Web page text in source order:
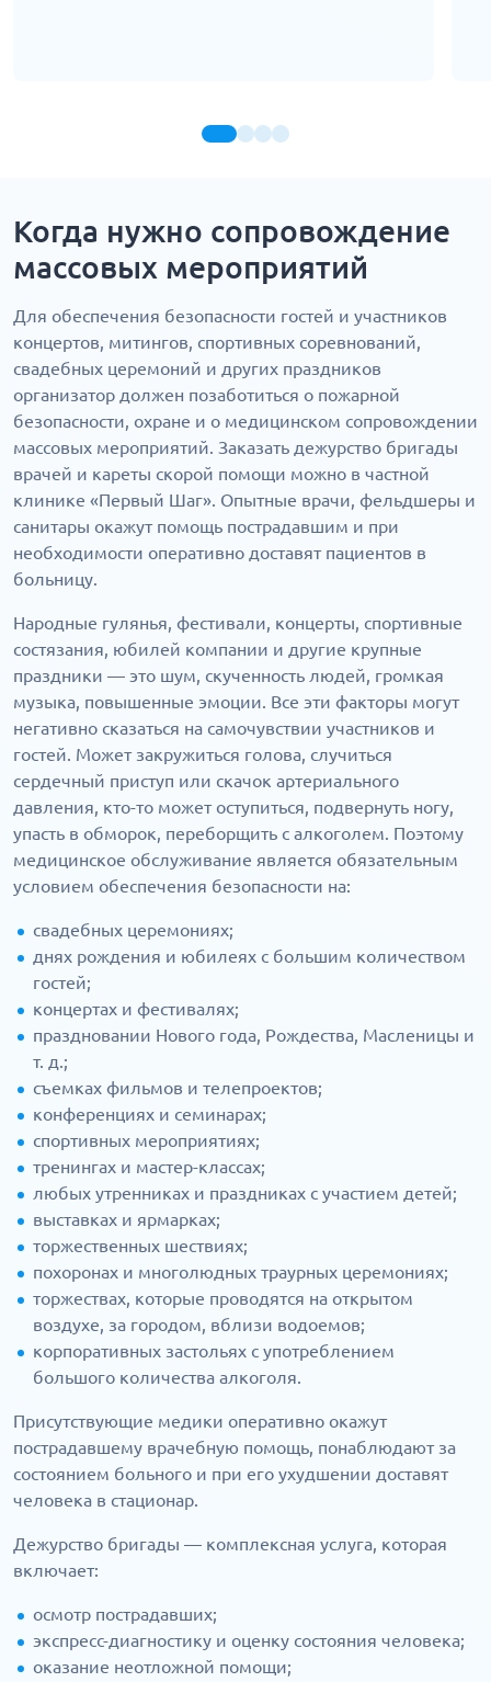
Когда нужно сопровождение
массовых мероприятий
Для обеспечения безопасности гостей и участников
концертов, митингов, спортивных соревнований,
свадебных церемоний и других праздников
организатор должен позаботиться о пожарной
безопасности, охране и о медицинском сопровождении
массовых мероприятий. Заказать дежурство бригады
врачей и кареты скорой помощи можно в частной
клинике «Первый Шаг». Опытные врачи, фельдшеры и
санитары окажут помощь пострадавшим и при
необходимости оперативно доставят пациентов в
больницу.
Народные гулянья, фестивали, концерты, спортивные
состязания, юбилей компании и другие крупные
праздники — это шум, скученность людей, громкая
музыка, повышенные эмоции. Все эти факторы могут
негативно сказаться на самочувствии участников и
гостей. Может закружиться голова, случиться
сердечный приступ или скачок артериального
давления, кто-то может оступиться, подвернуть ногу,
упасть в обморок, переборщить с алкоголем. Поэтому
медицинское обслуживание является обязательным
условием обеспечения безопасности на:
свадебных церемониях;
днях рождения и юбилеях с большим количеством
гостей;
концертах и фестивалях;
праздновании Нового года, Рождества, Масленицы и
т. д.;
съемках фильмов и телепроектов;
конференциях и семинарах;
спортивных мероприятиях;
тренингах и мастер-классах;
любых утренниках и праздниках с участием детей;
выставках и ярмарках;
торжественных шествиях;
похоронах и многолюдных траурных церемониях;
торжествах, которые проводятся на открытом
воздухе, за городом, вблизи водоемов;
корпоративных застольях с употреблением
большого количества алкоголя.
Присутствующие медики оперативно окажут
пострадавшему врачебную помощь, понаблюдают за
состоянием больного и при его ухудшении доставят
человека в стационар.
Дежурство бригады — комплексная услуга, которая
включает:
осмотр пострадавших;
экспресс-диагностику и оценку состояния человека;
оказание неотложной помощи;